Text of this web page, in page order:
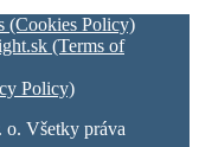
(Cookies Policy)
(Terms of
Policy)
Všetky práva